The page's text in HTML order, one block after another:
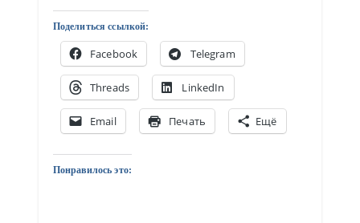
Поделиться ссылкой:
Facebook Telegram
Threads LinkedIn
Email Печать Ещё
Понравилось это: